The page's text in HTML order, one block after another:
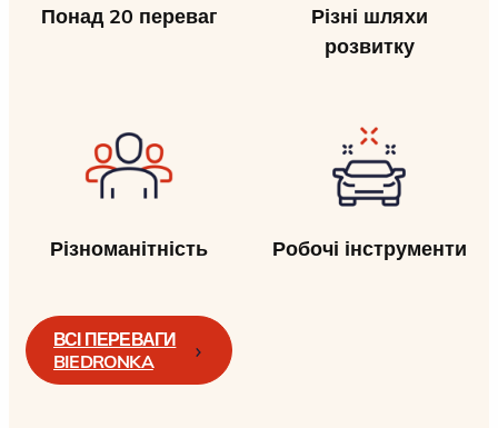
Понад 20 переваг
Різні шляхи
розвитку
Різноманітність Робочі інструменти
ВСІ ПЕРЕВАГИ
BIEDRONKA